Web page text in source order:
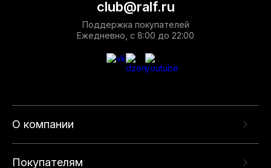
О компании
Покупателям
club@ralf.ru
Поддержка покупателей
Ежедневно, с 8:00 до 22:00